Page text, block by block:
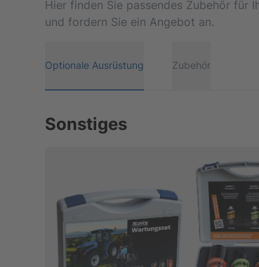
Hier finden Sie passendes Zubehör für
und fordern Sie ein Angebot an.
Optionale Ausrüstung Zubehör
Sonstiges